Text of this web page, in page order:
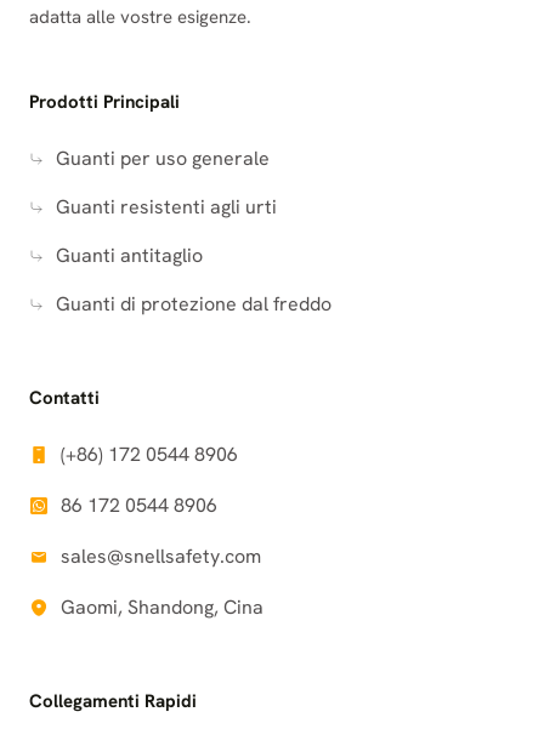
adatta alle vostre esigenze.
Prodotti Principali
Guanti per uso generale
Guanti resistenti agli urti
Guanti antitaglio
Guanti di protezione dal freddo
Contatti
(+86) 172 0544 8906
86 172 0544 8906
sales@snellsafety.com
Gaomi, Shandong, Cina
Collegamenti Rapidi